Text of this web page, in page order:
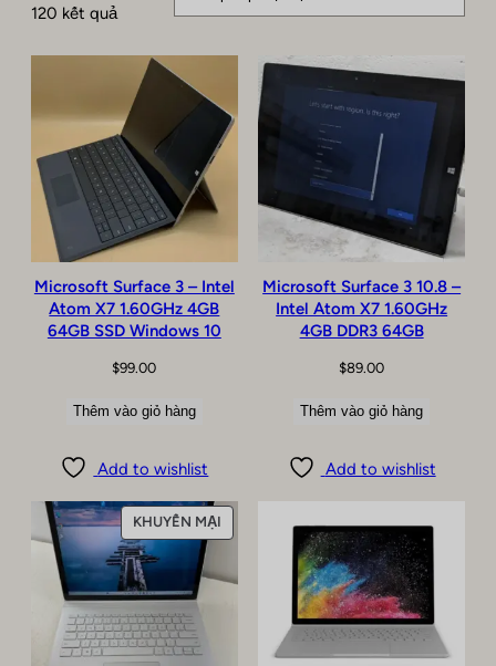
120 kết quả
Microsoft Surface 3 – Intel
Atom X7 1.60GHz 4GB
64GB SSD Windows 10
$99.00
Thêm vào giỏ hàng
Add to wishlist
Microsoft Surface 3 10.8 –
Intel Atom X7 1.60GHz
4GB DDR3 64GB
$89.00
Thêm vào giỏ hàng
Add to wishlist
KHUYẾN MẠISẢN
PHẨM